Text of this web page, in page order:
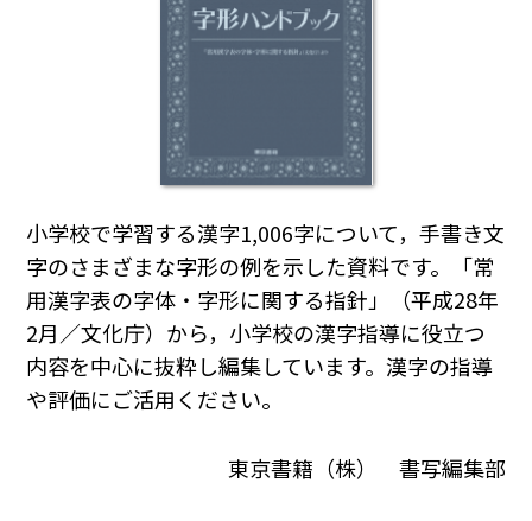
小学校で学習する漢字1,006字について，手書き文
字のさまざまな字形の例を示した資料です。「常
用漢字表の字体・字形に関する指針」（平成28年
2月／文化庁）から，小学校の漢字指導に役立つ
内容を中心に抜粋し編集しています。漢字の指導
や評価にご活用ください。
東京書籍（株） 書写編集部